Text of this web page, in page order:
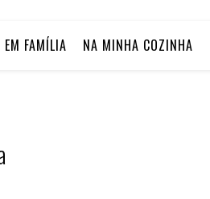
EM FAMÍLIA NA MINHA COZINHA